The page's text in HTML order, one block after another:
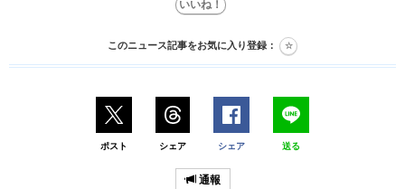
このニュース記事をお気に入り登録：
ポスト シェア シェア 送る
通報